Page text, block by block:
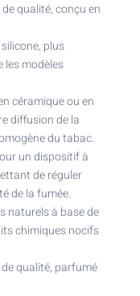
qualité, conçu en
plus
les modèles
céramique ou en
diffusion de la
du tabac.
un dispositif à
de réguler
de la fumée.
naturels à base de
chimiques nocifs
qualité, parfumé